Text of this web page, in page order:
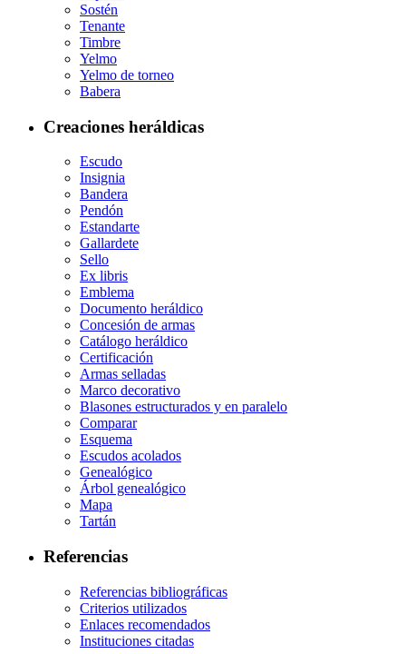
Sostén
Tenante
Timbre
Yelmo
Yelmo de torneo
Babera
Creaciones heráldicas
Escudo
Insignia
Bandera
Pendón
Estandarte
Gallardete
Sello
Ex libris
Emblema
Documento heráldico
Concesión de armas
Catálogo heráldico
Certificación
Armas selladas
Marco decorativo
Blasones estructurados y en paralelo
Comparar
Esquema
Escudos acolados
Genealógico
Árbol genealógico
Mapa
Tartán
Referencias
Referencias bibliográficas
Criterios utilizados
Enlaces recomendados
Instituciones citadas